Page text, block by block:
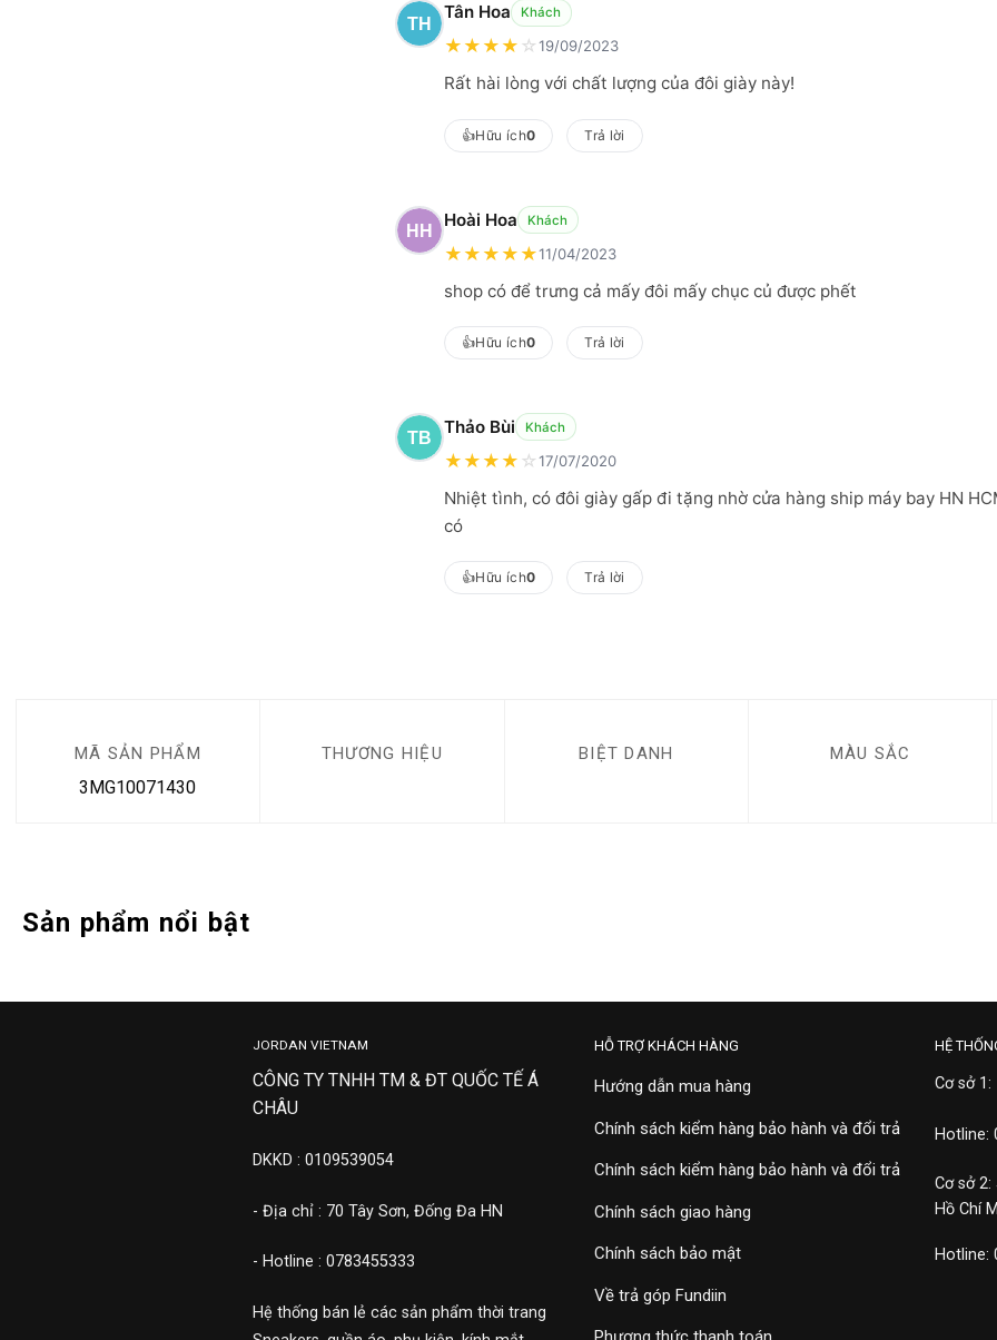
Tân Hoa Khách
★ ★ ★ ★ ☆19/09/2023
Rất hài lòng với chất lượng của đôi giày này!
👍Hữu ích0 Trả lời
Hoài Hoa Khách
★ ★ ★ ★ ★11/04/2023
shop có để trưng cả mấy đôi mấy chục củ được phết
👍Hữu ích0 Trả lời
Thảo Bùi Khách
★ ★ ★ ★ ☆17/07/2020
Nhiệt tình, có đôi giày gấp đi tặng nhờ cửa hàng ship máy bay HN
có
👍Hữu ích0 Trả lời
MÃ SẢN PHẨM
3MG10071430
THƯƠNG HIỆU BIỆT DANH MÀU SẮC
Sản phẩm nổi bật
JORDAN VIETNAM
CÔNG TY TNHH TM & ĐT QUỐC TẾ Á
CHÂU
DKKD : 0109539054
- Địa chỉ : 70 Tây Sơn, Đống Đa HN
- Hotline : 0783455333
Hệ thống bán lẻ các sản phẩm thời trang
HỖ TRỢ KHÁCH HÀNG
Hướng dẫn mua hàng
Chính sách kiểm hàng bảo hành và đổi trả
Chính sách kiểm hàng bảo hành và đổi trả
Chính sách giao hàng
Chính sách bảo mật
Về trả góp Fundiin
HỆ
Cơ sở
Hotline:
Cơ sở
Hồ Chí
Hotline: